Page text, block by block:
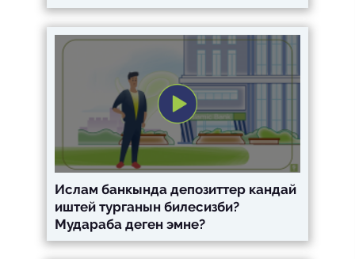
Ислам банкында депозиттер кандай
иштей турганын билесизби?
Мудараба деген эмне?